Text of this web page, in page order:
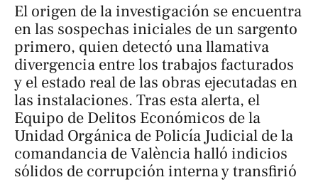
El origen de la investigación se encuentra
en las sospechas iniciales de un sargento
primero, quien detectó una llamativa
divergencia entre los trabajos facturados
y el estado real de las obras ejecutadas en
las instalaciones. Tras esta alerta, el
Equipo de Delitos Económicos de la
Unidad Orgánica de Policía Judicial de la
comandancia de València halló indicios
sólidos de corrupción interna y transfirió